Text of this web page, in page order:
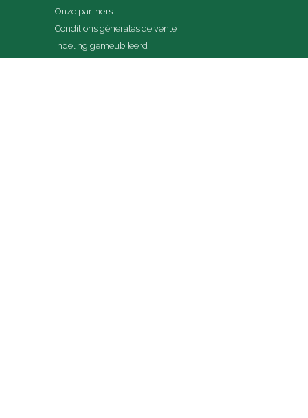
Onze partners
Conditions générales de vente
Indeling gemeubileerd